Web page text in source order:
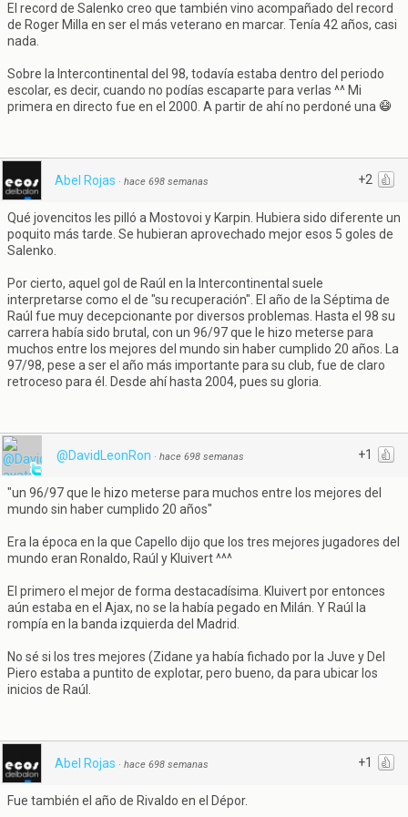
El record de Salenko creo que también vino acompañado del record
de Roger Milla en ser el más veterano en marcar. Tenía 42 años, casi
nada.
Sobre la Intercontinental del 98, todavía estaba dentro del periodo
escolar, es decir, cuando no podías escaparte para verlas ^^ Mi
primera en directo fue en el 2000. A partir de ahí no perdoné una
+2
Abel Rojas · hace 698 semanas
Qué jovencitos les pilló a Mostovoi y Karpin. Hubiera sido diferente un
poquito más tarde. Se hubieran aprovechado mejor esos 5 goles de
Salenko.
Por cierto, aquel gol de Raúl en la Intercontinental suele
interpretarse como el de "su recuperación". El año de la Séptima de
Raúl fue muy decepcionante por diversos problemas. Hasta el 98 su
carrera había sido brutal, con un 96/97 que le hizo meterse para
muchos entre los mejores del mundo sin haber cumplido 20 años. La
97/98, pese a ser el año más importante para su club, fue de claro
retroceso para él. Desde ahí hasta 2004, pues su gloria.
+1
@DavidLeonRon · hace 698 semanas
"un 96/97 que le hizo meterse para muchos entre los mejores del
mundo sin haber cumplido 20 años"
Era la época en la que Capello dijo que los tres mejores jugadores del
mundo eran Ronaldo, Raúl y Kluivert ^^^
El primero el mejor de forma destacadísima. Kluivert por entonces
aún estaba en el Ajax, no se la había pegado en Milán. Y Raúl la
rompía en la banda izquierda del Madrid.
No sé si los tres mejores (Zidane ya había fichado por la Juve y Del
Piero estaba a puntito de explotar, pero bueno, da para ubicar los
inicios de Raúl.
+1
Abel Rojas · hace 698 semanas
Fue también el año de Rivaldo en el Dépor.